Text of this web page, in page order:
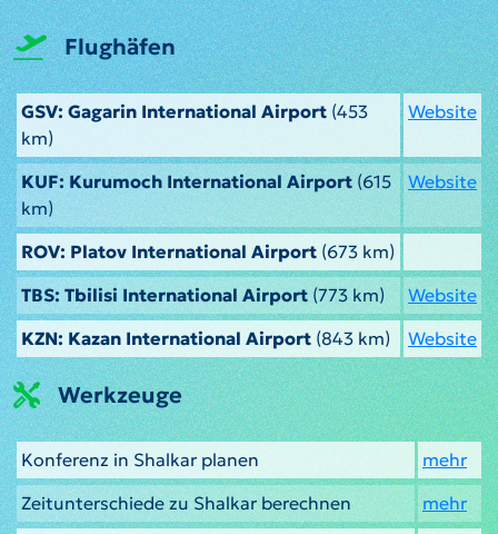
Flughäfen
GSV: Gagarin International Airport (453
km)
Website
KUF: Kurumoch International Airport(615
km)
Website
ROV: Platov International Airport (673 km)
TBS: Tbilisi International Airport(773 km)
Website
KZN: Kazan International Airport (843 km) Website
Werkzeuge
Konferenz in Shalkar planen
mehr
Zeitunterschiede zu Shalkar berechnen
mehr